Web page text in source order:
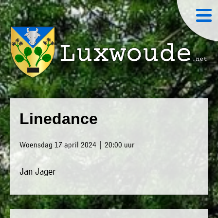
Linedance
Woensdag 17 april 2024 | 20:00 uur
Jan Jager
»
Home
Nieuws
Agenda
»
Luxwoude.net
website@luxwoude.net
Plaatselijk
dit
moment
bestaat
het
bestuur